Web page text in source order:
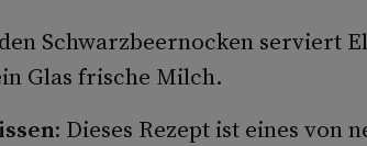
Schwarzbeernocken serviert
Glas frische Milch.
Dieses Rezept ist eines von